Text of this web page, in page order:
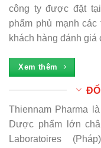
công ty được đặt
phẩm phủ mạnh
khách hàng đánh giá
Xem thêm
Thiennam Pharma
Dược phẩm lớn
Laboratoires